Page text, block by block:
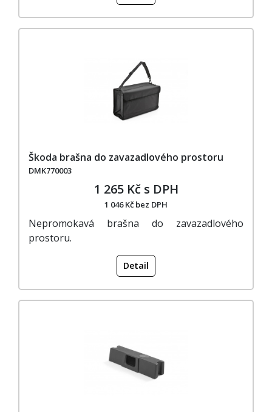
Škoda brašna do zavazadlového prostoru
DMK770003
1 265 Kč s DPH
1 046 Kč bez DPH
Nepromokavá brašna do zavazadlového
prostoru.
Detail